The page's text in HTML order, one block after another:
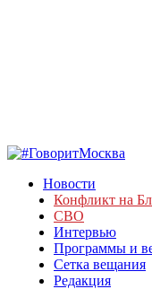
Новости
Конфликт на
СВО
Интервью
Программы и
Сетка вещания
Редакция